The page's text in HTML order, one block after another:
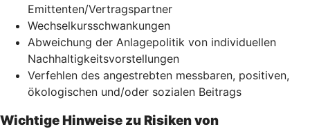
Emittenten/Vertragspartner
Wechselkursschwankungen
Abweichung der Anlagepolitik von individuellen
Nachhaltigkeitsvorstellungen
Verfehlen des angestrebten messbaren, positiven,
ökologischen und/oder sozialen Beitrags
Wichtige Hinweise zu Risiken von